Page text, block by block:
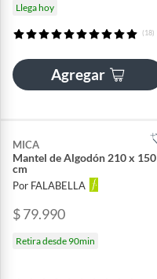
Llega hoy
(18)
Agregar
MICA
Mantel de Algodón 210 x 150
cm
Por FALABELLA
$ 79.990
Retira desde 90min